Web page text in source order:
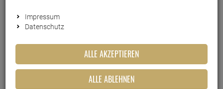
Gut & Günstig feuchtes
Toilettenpapier frisch & sanft
Sensitiv
Impressum
Datenschutz
ALLE AKZEPTIEREN
ALLE ABLEHNEN